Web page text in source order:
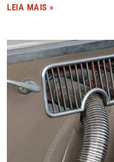
LEIA MAIS »